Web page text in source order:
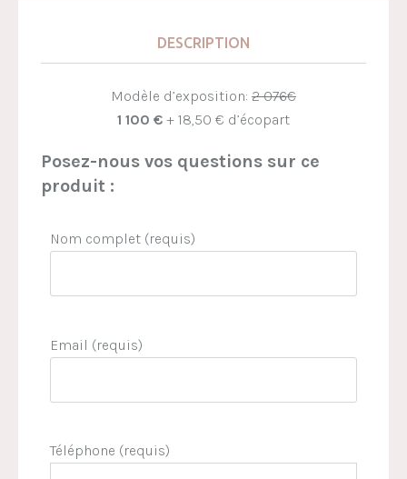
DESCRIPTION
Modèle d’exposition: 2 076€
1 100 € + 18,50 € d’écopart
Posez-nous vos questions sur ce
produit :
Nom complet (requis)
Email (requis)
Téléphone (requis)